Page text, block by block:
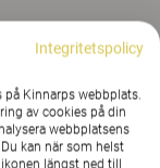
Integritetspolicy
på Kinnarps webbplats.
av cookies på din
webbplatsens
kan när som helst
längst ned till